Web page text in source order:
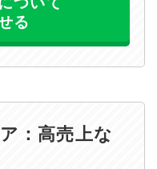
る
：高売上な